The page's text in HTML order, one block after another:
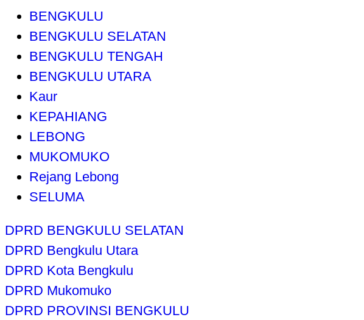
BENGKULU
BENGKULU SELATAN
BENGKULU TENGAH
BENGKULU UTARA
Kaur
KEPAHIANG
LEBONG
MUKOMUKO
Rejang Lebong
SELUMA
DPRD BENGKULU SELATAN
DPRD Bengkulu Utara
DPRD Kota Bengkulu
DPRD Mukomuko
DPRD PROVINSI BENGKULU